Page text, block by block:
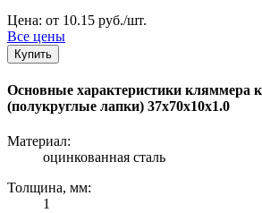
Цена: от 10.15 руб./шт.
Все цены
Купить
Основные характеристики кляммера
(полукруглые лапки) 37х70х10х1.0
Материал:
оцинкованная сталь
Толщина, мм:
1